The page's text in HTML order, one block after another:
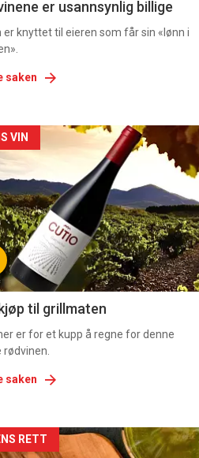
er usannsynlig billige
er knyttet til eieren som får sin «lønn i
saken
VIN
til grillmaten
er for et kupp å regne for denne
rødvinen.
saken
RETT